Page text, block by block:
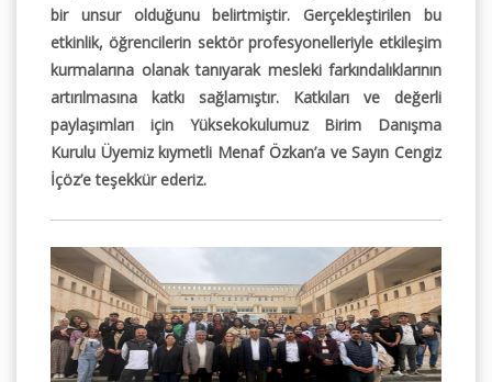
bir unsur olduğunu belirtmiştir. Gerçekleştirilen bu
etkinlik, öğrencilerin sektör profesyonelleriyle etkileşim
kurmalarına olanak tanıyarak mesleki farkındalıklarının
artırılmasına katkı sağlamıştır. Katkıları ve değerli
paylaşımları için Yüksekokulumuz Birim Danışma
Kurulu Üyemiz kıymetli Menaf Özkan’a ve Sayın Cengiz
İçöz’e teşekkür ederiz.